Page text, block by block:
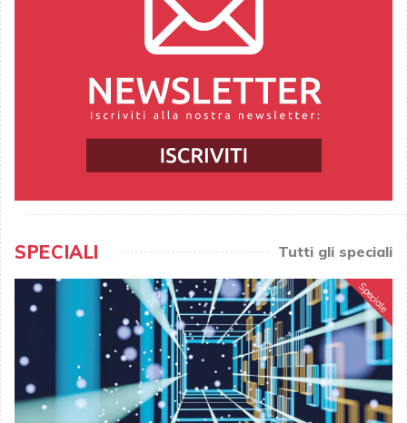
SPECIALI Tutti gli speciali
Speciale